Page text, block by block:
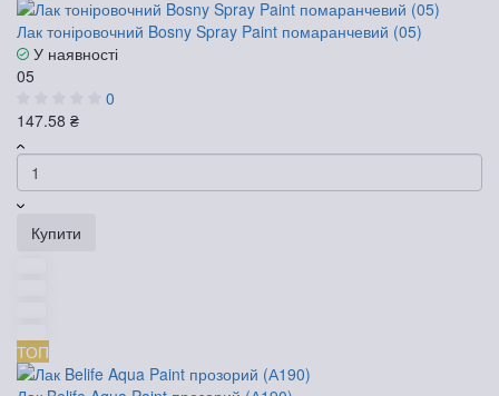
Лак тоніровочний Bosny Spray Paint помаранчевий (05)
У наявності
05
0
147.58 ₴
Купити
ТОП